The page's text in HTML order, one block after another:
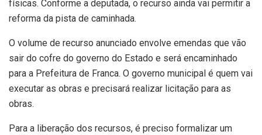
físicas. Conforme a deputada, o recurso ainda vai permitir a
reforma da pista de caminhada.
O volume de recurso anunciado envolve emendas que vão
sair do cofre do governo do Estado e será encaminhado
para a Prefeitura de Franca. O governo municipal é quem vai
executar as obras e precisará realizar licitação para as
obras.
Para a liberação dos recursos, é preciso formalizar um